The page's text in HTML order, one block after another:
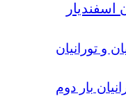
و تورانیان
بار دوم